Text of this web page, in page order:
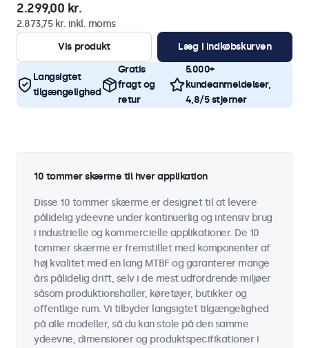
2.299,00 kr.
2.873,75 kr. inkl. moms
Vis produkt
Læg i indkøbskurven
Langsigtet
tilgængelighed
Gratis
fragt og
retur
5.000+
kundeanmeldelser,
4,8/5 stjerner
10 tommer skærme til hver applikation
Disse 10 tommer skærme er designet til at levere
pålidelig ydeevne under kontinuerlig og intensiv brug
i industrielle og kommercielle applikationer. De 10
tommer skærme er fremstillet med komponenter af
høj kvalitet med en lang MTBF og garanterer mange
års pålidelig drift, selv i de mest udfordrende miljøer
såsom produktionshaller, køretøjer, butikker og
offentlige rum. Vi tilbyder langsigtet tilgængelighed
på alle modeller, så du kan stole på den samme
ydeevne, dimensioner og produktspecifikationer i